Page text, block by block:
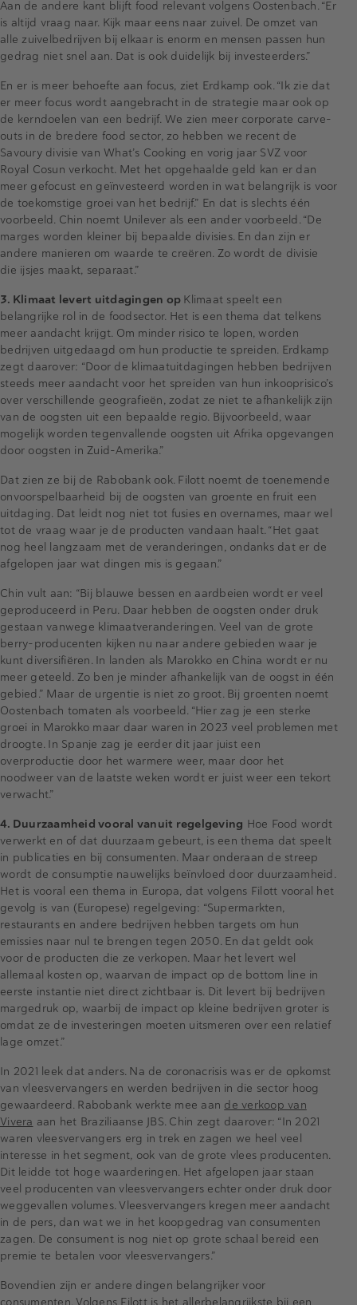
Aan de andere kant blijft food relevant volgens Oostenbach. “Er
is altijd vraag naar. Kijk maar eens naar zuivel. De omzet van
alle zuivelbedrijven bij elkaar is enorm en mensen passen hun
gedrag niet snel aan. Dat is ook duidelijk bij investeerders.”
En er is meer behoefte aan focus, ziet Erdkamp ook. “Ik zie dat
er meer focus wordt aangebracht in de strategie maar ook op
de kerndoelen van een bedrijf. We zien meer corporate carve-
outs in de bredere food sector, zo hebben we recent de
Savoury divisie van What’s Cooking en vorig jaar SVZ voor
Royal Cosun verkocht. Met het opgehaalde geld kan er dan
meer gefocust en geïnvesteerd worden in wat belangrijk is voor
de toekomstige groei van het bedrijf.” En dat is slechts één
voorbeeld. Chin noemt Unilever als een ander voorbeeld. “De
marges worden kleiner bij bepaalde divisies. En dan zijn er
andere manieren om waarde te creëren. Zo wordt de divisie
die ijsjes maakt, separaat.”
3. Klimaat levert uitdagingen op Klimaat speelt een
belangrijke rol in de foodsector. Het is een thema dat telkens
meer aandacht krijgt. Om minder risico te lopen, worden
bedrijven uitgedaagd om hun productie te spreiden. Erdkamp
zegt daarover: “Door de klimaatuitdagingen hebben bedrijven
steeds meer aandacht voor het spreiden van hun inkooprisico’s
over verschillende geografieën, zodat ze niet te afhankelijk zijn
van de oogsten uit een bepaalde regio. Bijvoorbeeld, waar
mogelijk worden tegenvallende oogsten uit Afrika opgevangen
door oogsten in Zuid-Amerika.”
Dat zien ze bij de Rabobank ook. Filott noemt de toenemende
onvoorspelbaarheid bij de oogsten van groente en fruit een
uitdaging. Dat leidt nog niet tot fusies en overnames, maar wel
tot de vraag waar je de producten vandaan haalt. “Het gaat
nog heel langzaam met de veranderingen, ondanks dat er de
afgelopen jaar wat dingen mis is gegaan.”
Chin vult aan: “Bij blauwe bessen en aardbeien wordt er veel
geproduceerd in Peru. Daar hebben de oogsten onder druk
gestaan vanwege klimaatveranderingen. Veel van de grote
berry-producenten kijken nu naar andere gebieden waar je
kunt diversifiëren. In landen als Marokko en China wordt er nu
meer geteeld. Zo ben je minder afhankelijk van de oogst in één
gebied.” Maar de urgentie is niet zo groot. Bij groenten noemt
Oostenbach tomaten als voorbeeld. “Hier zag je een sterke
groei in Marokko maar daar waren in 2023 veel problemen met
droogte. In Spanje zag je eerder dit jaar juist een
overproductie door het warmere weer, maar door het
noodweer van de laatste weken wordt er juist weer een tekort
verwacht.”
4. Duurzaamheid vooral vanuit regelgeving Hoe Food wordt
verwerkt en of dat duurzaam gebeurt, is een thema dat speelt
in publicaties en bij consumenten. Maar onderaan de streep
wordt de consumptie nauwelijks beïnvloed door duurzaamheid.
Het is vooral een thema in Europa, dat volgens Filott vooral het
gevolg is van (Europese) regelgeving: “Supermarkten,
restaurants en andere bedrijven hebben targets om hun
emissies naar nul te brengen tegen 2050. En dat geldt ook
voor de producten die ze verkopen. Maar het levert wel
allemaal kosten op, waarvan de impact op de bottom line in
eerste instantie niet direct zichtbaar is. Dit levert bij bedrijven
margedruk op, waarbij de impact op kleine bedrijven groter is
omdat ze de investeringen moeten uitsmeren over een relatief
lage omzet.”
In 2021 leek dat anders. Na de coronacrisis was er de opkomst
van vleesvervangers en werden bedrijven in die sector hoog
gewaardeerd. Rabobank werkte mee aan de verkoop van
Vivera aan het Braziliaanse JBS. Chin zegt daarover: “In 2021
waren vleesvervangers erg in trek en zagen we heel veel
interesse in het segment, ook van de grote vlees producenten.
Dit leidde tot hoge waarderingen. Het afgelopen jaar staan
veel producenten van vleesvervangers echter onder druk door
weggevallen volumes. Vleesvervangers kregen meer aandacht
in de pers, dan wat we in het koopgedrag van consumenten
zagen. De consument is nog niet op grote schaal bereid een
premie te betalen voor vleesvervangers.”
Bovendien zijn er andere dingen belangrijker voor
consumenten. Volgens Filott is het allerbelangrijkste bij een